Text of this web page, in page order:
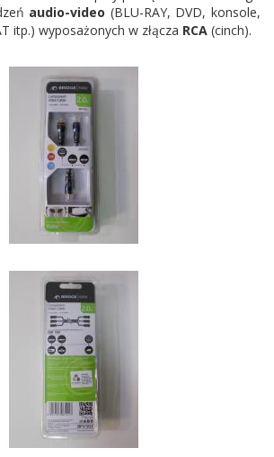
audio-video (BLU-RAY, DVD, konsole,
itp.) wyposażonych w złącza RCA (cinch).